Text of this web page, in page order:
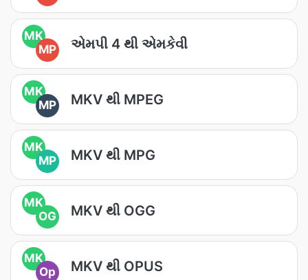
MK
MP
એમપી 4 થી એમકેવી
MK
MP
MKV થી MPEG
MK
MP
MKV થી MPG
MK
OG
MKV થી OGG
MK
Op
MKV થી OPUS